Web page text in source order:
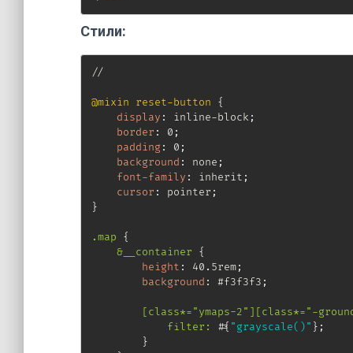
Стили:
//
@mixin reset-button
{
display : inline-block;
border : 0 ;
padding: 0 ;
background : none ;
font-family : inherit ;
cursor : pointer ;
}
.map
{
&__container
{
height : 40.5rem;
background : #f3f3f3 ;
[class*="ymaps-2"][class*="-
filter: #{ "grayscale()" } ;
}